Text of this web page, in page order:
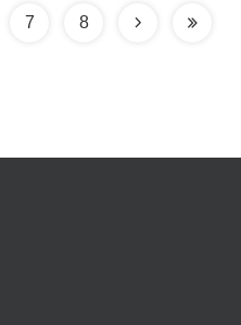
7 8